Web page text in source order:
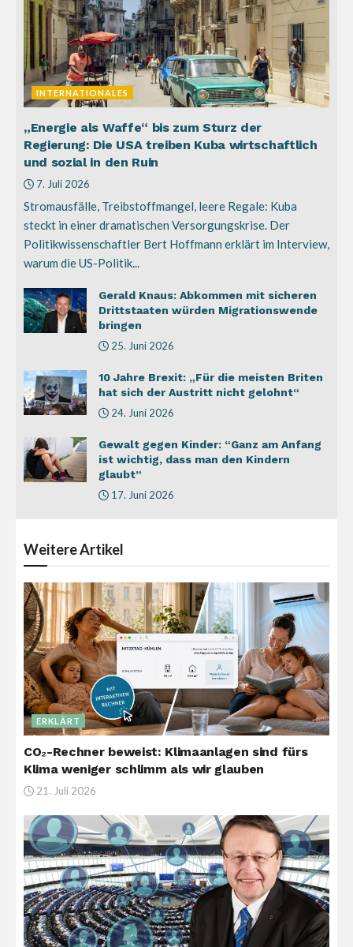
INTERNATIONALES
„Energie als Waffe“ bis zum Sturz der
Regierung: Die USA treiben Kuba wirtschaftlich
und sozial in den Ruin
7. Juli 2026
Stromausfälle, Treibstoffmangel, leere Regale: Kuba
steckt in einer dramatischen Versorgungskrise. Der
Politikwissenschaftler Bert Hoffmann erklärt im Interview,
warum die US-Politik...
Gerald Knaus: Abkommen mit sicheren
Drittstaaten würden Migrationswende
bringen
25. Juni 2026
10 Jahre Brexit: „Für die meisten Briten
hat sich der Austritt nicht gelohnt“
24. Juni 2026
Gewalt gegen Kinder: “Ganz am Anfang
ist wichtig, dass man den Kindern
glaubt”
17. Juni 2026
WeitereArtikel
ERKLÄRT
CO₂-Rechner beweist: Klimaanlagen sind fürs
Klima weniger schlimm als wir glauben
21. Juli 2026